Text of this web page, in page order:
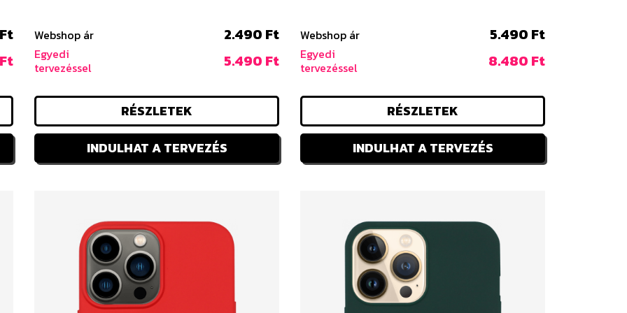
Webshop ár 2.490 Ft
Egyedi
tervezéssel
5.490 Ft
RÉSZLETEK
INDULHAT A TERVEZÉS
Webshop ár 5.490 Ft
Egyedi
tervezéssel
8.480 Ft
RÉSZLETEK
INDULHAT A TERVEZÉS